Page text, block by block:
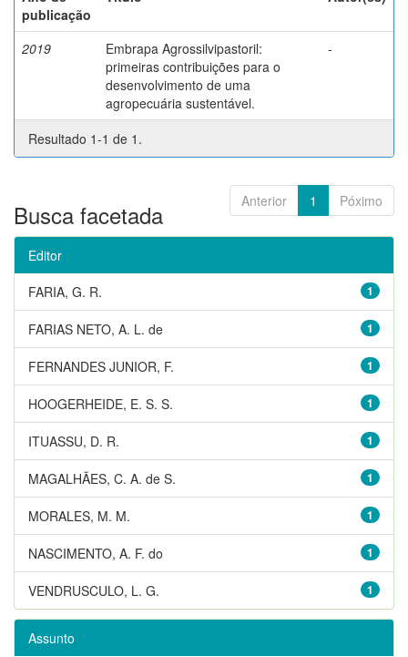
publicação
2019
Embrapa Agrossilvipastoril:
primeiras contribuições para o
desenvolvimento de uma
agropecuária sustentável.
-
Resultado 1-1 de 1.
Anterior 1 Póximo
Busca facetada
Editor
1
FARIA, G. R.
1
FARIAS NETO, A. L. de
1
FERNANDES JUNIOR, F.
1
HOOGERHEIDE, E. S. S.
1
ITUASSU, D. R.
1
MAGALHÃES, C. A. de S.
1
MORALES, M. M.
1
NASCIMENTO, A. F. do
1
VENDRUSCULO, L. G.
Assunto